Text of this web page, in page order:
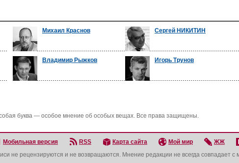
Михаил Краснов Сергей НИКИТИН
Владимир Рыжков Игорь Трунов
буква — особое мнение об особых вещах. Все права защищены.
Мобильная версия RSS Карта сайта Мой мир ЖЖ
не рецензируются и не возвращаются. Мнение редакции не всегда совпадает с